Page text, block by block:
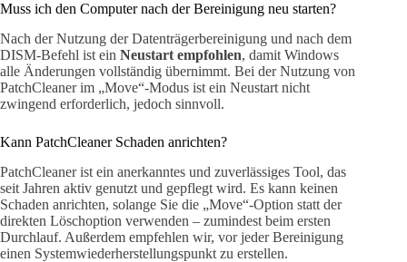
Muss ich den Computer nach der Bereinigung neu starten?
Nach der Nutzung der Datenträgerbereinigung und nach dem
DISM-Befehl ist ein Neustart empfohlen, damit Windows
alle Änderungen vollständig übernimmt. Bei der Nutzung von
PatchCleaner im „Move“-Modus ist ein Neustart nicht
zwingend erforderlich, jedoch sinnvoll.
Kann PatchCleaner Schaden anrichten?
PatchCleaner ist ein anerkanntes und zuverlässiges Tool, das
seit Jahren aktiv genutzt und gepflegt wird. Es kann keinen
Schaden anrichten, solange Sie die „Move“-Option statt der
direkten Löschoption verwenden – zumindest beim ersten
Durchlauf. Außerdem empfehlen wir, vor jeder Bereinigung
einen Systemwiederherstellungspunkt zu erstellen.